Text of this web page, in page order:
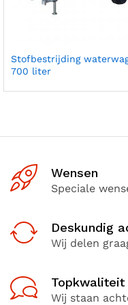
Stofbestrijding
700 liter
Wensen
Speciale
Deskundig
Wij delen
Topkwaliteit
Wij staan